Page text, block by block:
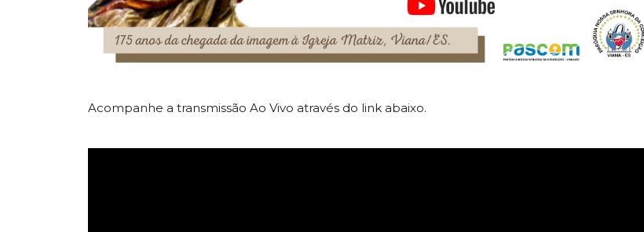
Acompanhe a transmissão Ao Vivo através do link abaixo.